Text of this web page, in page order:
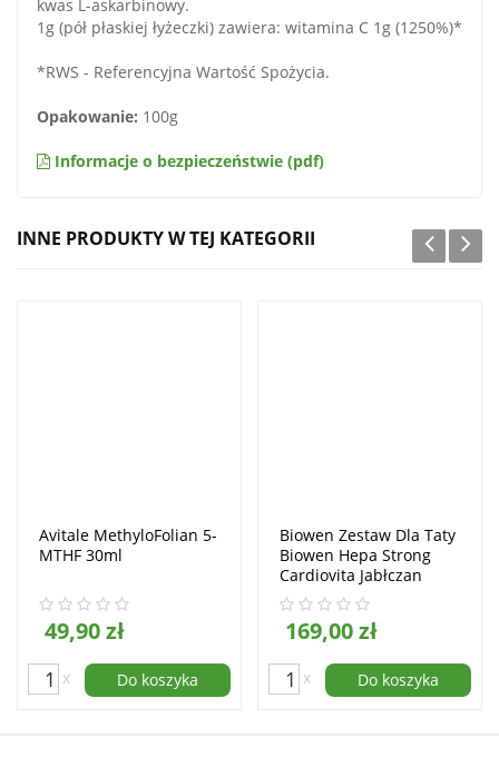
kwas L-askarbinowy.
1g (pół płaskiej łyżeczki) zawiera: witamina C 1g (1250%)*
*RWS - Referencyjna Wartość Spożycia.
Opakowanie: 100g
Informacje o bezpieczeństwie (pdf)
INNE PRODUKTY W TEJ KATEGORII
Avitale MethyloFolian 5-
MTHF 30ml
49,90 zł
x Do koszyka
Biowen Zestaw Dla Taty
Biowen Hepa Strong
Cardiovita Jabłczan
Magnezu
169,00 zł
x Do koszyka